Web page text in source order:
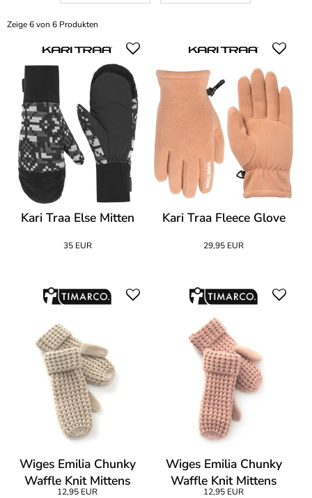
Zeige 6 von 6 Produkten
Kari Traa Else Mitten
35 EUR
Kari Traa Fleece Glove
29,95 EUR
Wiges Emilia Chunky
Waffle Knit Mittens
12,95 EUR
Wiges Emilia Chunky
Waffle Knit Mittens
12,95 EUR